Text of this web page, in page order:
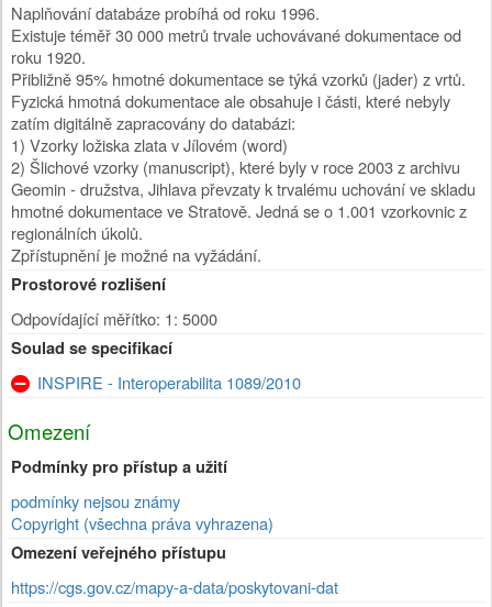
Naplňování databáze probíhá od roku 1996.
Existuje téměř 30 000 metrů trvale uchovávané dokumentace od
roku 1920.
Přibližně 95% hmotné dokumentace se týká vzorků (jader) z vrtů.
Fyzická hmotná dokumentace ale obsahuje i části, které nebyly
zatím digitálně zapracovány do databázi:
1) Vzorky ložiska zlata v Jílovém (word)
2) Šlichové vzorky (manuscript), které byly v roce 2003 z archivu
Geomin - družstva, Jihlava převzaty k trvalému uchování ve skladu
hmotné dokumentace ve Stratově. Jedná se o 1.001 vzorkovnic z
regionálních úkolů.
Zpřístupnění je možné na vyžádání.
Prostorové rozlišení
Odpovídající měřítko: 1: 5000
Soulad se specifikací
INSPIRE - Interoperabilita 1089/2010
Omezení
Podmínky pro přístup a užití
podmínky nejsou známy
Copyright (všechna práva vyhrazena)
Omezení veřejného přístupu
https://cgs.gov.cz/mapy-a-data/poskytovani-dat